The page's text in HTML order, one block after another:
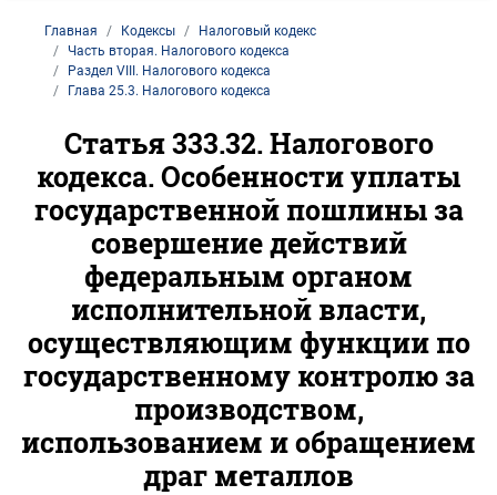
Главная Кодексы
Налоговый кодекс
Часть вторая. Налогового кодекса
Раздел VIII. Налогового кодекса
Глава 25.3. Налогового кодекса
Статья 333.32. Налогового
кодекса. Особенности уплаты
государственной пошлины за
совершение действий
федеральным органом
исполнительной власти,
осуществляющим функции по
государственному контролю за
производством,
использованием и обращением
драг металлов